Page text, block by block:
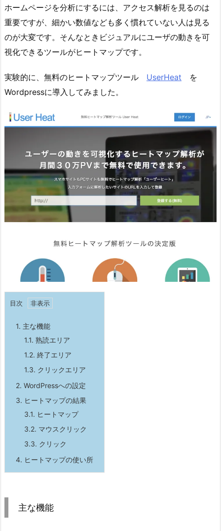
ホームページを分析にするには、アクセス解析を見るのは
重要ですが、細かい数値なども多く慣れていない人は見る
のが大変です。そんなときビジュアルにユーザの動きを可
視化できるツールがヒートマップです。
実験的に、無料のヒートマップツール UserHeat を
Wordpressに導入してみました。
目次
1. 主な機能
1.1. 熟読エリア
1.2. 終了エリア
1.3. クリックエリア
2. WordPressへの設定
3. ヒートマップの結果
3.1. ヒートマップ
3.2. マウスクリック
3.3. クリック
4. ヒートマップの使い所
主な機能